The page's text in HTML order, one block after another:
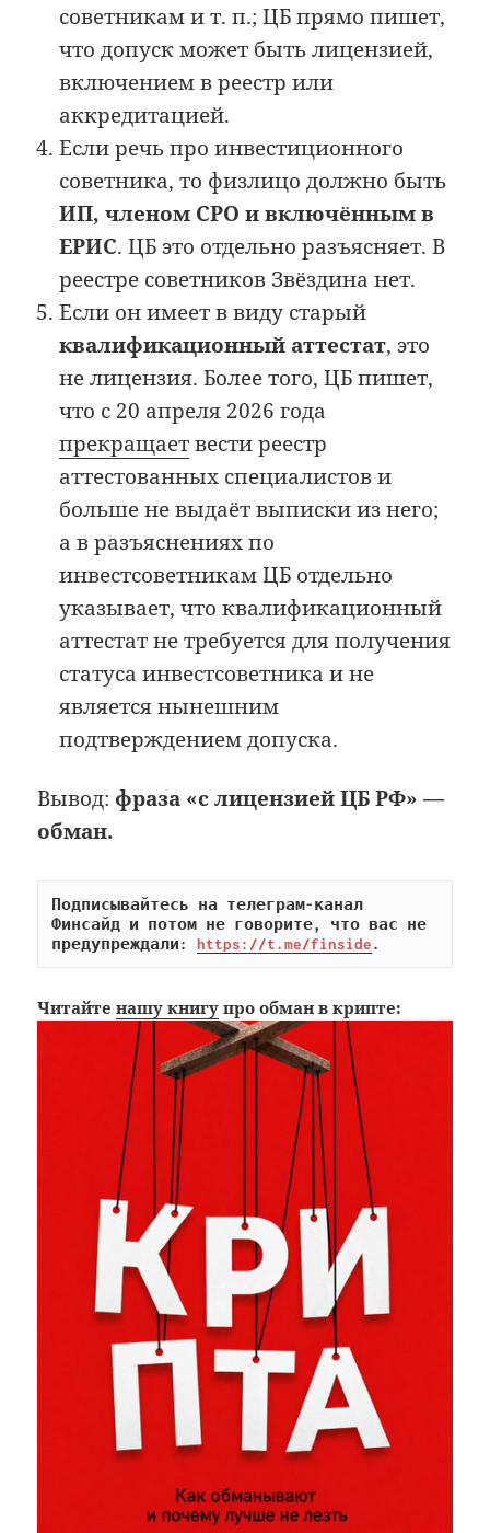
советникам и т. п.; ЦБ прямо пишет,
что допуск может быть лицензией,
включением в реестр или
аккредитацией.
Если речь про инвестиционного
советника, то физлицо должно быть
ИП, членом СРО и включённым в
ЕРИС. ЦБ это отдельно разъясняет. В
реестре советников Звёздина нет.
Если он имеет в виду старый
квалификационный аттестат, это
не лицензия. Более того, ЦБ пишет,
что с 20 апреля 2026 года
прекращаетвести реестр
аттестованных специалистов и
больше не выдаёт выписки из него;
а в разъяснениях по
инвестсоветникам ЦБ отдельно
указывает, что квалификационный
аттестат не требуется для получения
статуса инвестсоветника и не
является нынешним
подтверждением допуска.
Вывод: фраза «с лицензией ЦБ РФ» —
обман.
Подписывайтесь на телеграм-канал
Финсайд и потом не говорите, что вас не
предупреждали: https://t.me/finside.
Читайтенашу книгу про обман в крипте: